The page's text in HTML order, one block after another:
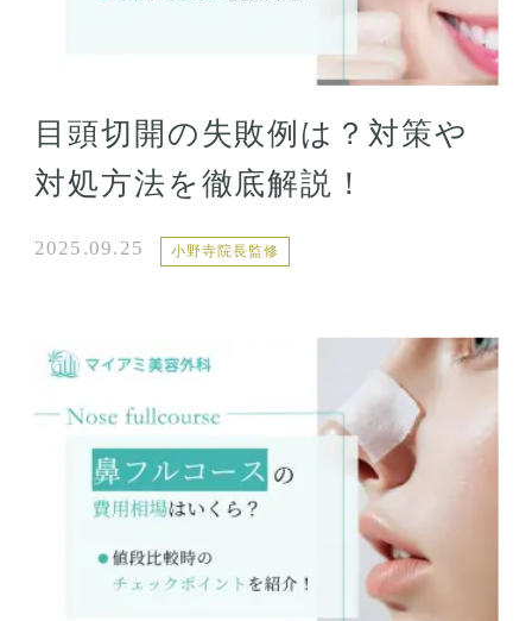
目頭切開の失敗例は？対策や
対処方法を徹底解説！
2025.09.25 小野寺院長監修